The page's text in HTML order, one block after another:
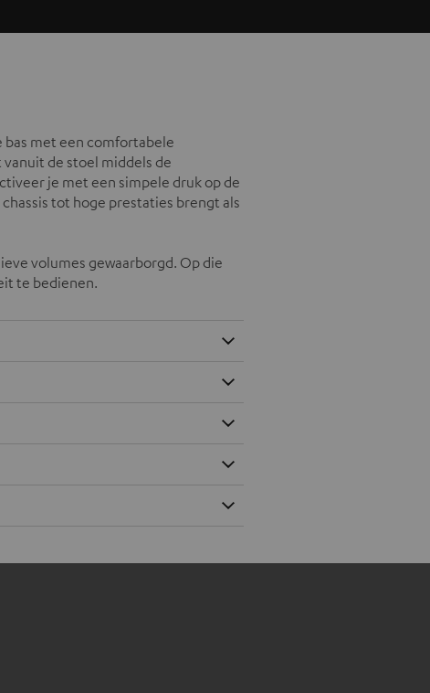
met een comfortabele
de stoel middels de
je met een simpele druk op de
tot hoge prestaties brengt als
volumes gewaarborgd. Op die
te bedienen.